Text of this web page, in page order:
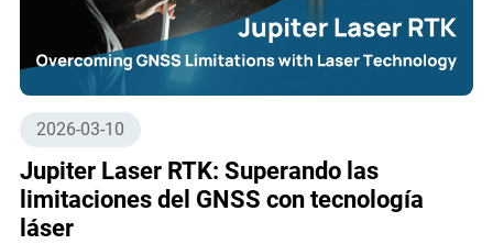
2026-03-10
Jupiter Laser RTK: Superando las
limitaciones del GNSS con tecnología
láser